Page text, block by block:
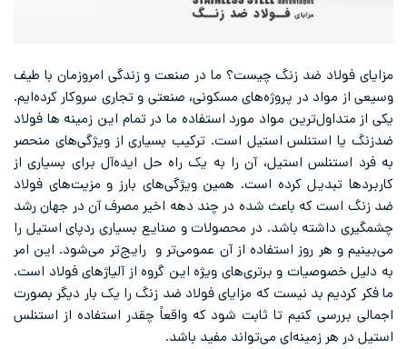
مزایای فولاد ضد زنگ چیست؟ ما در صنعت و زندگی امروز‌مان با طیف
وسیعی از مواد در پروژه‌های مسکونی، صنعتی و تجاری سروکار کرده‌ایم.
یکی از متداول‌ترین مواد مورد استفاده ما در تمام این زمینه ها فولاد
ضد‌زنگ یا استنلس استیل است. ترکیب بسیاری از ویژگی‌های منحصر
به فرد استنلس استیل، آن را به یک راه حل ایده‌آل برای بسیاری از
کاربردها تبدیل کرده است. همین ویژگی‌های بارز و مزیت‌های فولاد
ضد زنگ است که باعث شده در چند دهه اخیر مصرف آن در جهان رشد
چشمگیری داشته باشد. در محصولات و صنایع بسیاری ردپای استیل را
می‌بینیم و هر روز استفاده از آن عمومی‌تر و رایج‌تر می‌شود. این امر
به دلیل خصوصیات و برتری‌های ویژه این گروه از آلیاژهای فولاد است.
ما فکر کردیم بد نیست که مزایای فولاد ضد زنگ را یک بار دیگر بصورت
اجمالی بررسی کنیم تا ثابت شود که واقعاً چقدر استفاده از استنلس
استیل در هر زمینه‌ای می‌تواند مفید باشد.